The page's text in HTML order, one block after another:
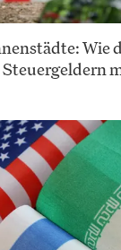
Wie